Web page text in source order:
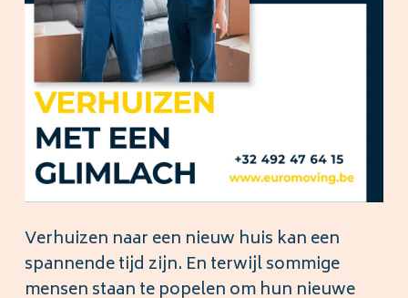
Verhuizen naar een nieuw huis kan een
spannende tijd zijn. En terwijl sommige
mensen staan te popelen om hun nieuwe